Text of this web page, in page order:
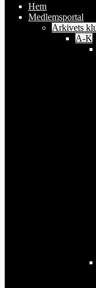
Hem
Medlemsportal
Arkivets
A-K